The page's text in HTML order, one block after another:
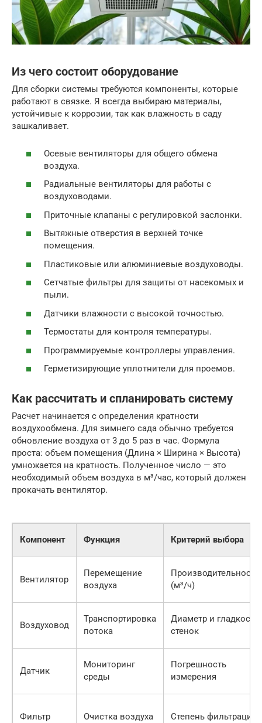
Из чего состоит оборудование
Для сборки системы требуются компоненты, которые
работают в связке. Я всегда выбираю материалы,
устойчивые к коррозии, так как влажность в саду
зашкаливает.
Осевые вентиляторы для общего обмена
воздуха.
Радиальные вентиляторы для работы с
воздуховодами.
Приточные клапаны с регулировкой заслонки.
Вытяжные отверстия в верхней точке
помещения.
Пластиковые или алюминиевые воздуховоды.
Сетчатые фильтры для защиты от насекомых и
пыли.
Датчики влажности с высокой точностью.
Термостаты для контроля температуры.
Программируемые контроллеры управления.
Герметизирующие уплотнители для проемов.
Как рассчитать и спланировать систему
Расчет начинается с определения кратности
воздухообмена. Для зимнего сада обычно требуется
обновление воздуха от 3 до 5 раз в час. Формула
проста: объем помещения (Длина × Ширина × Высота)
умножается на кратность. Полученное число — это
необходимый объем воздуха в м³/час, который должен
прокачать вентилятор.
Компонент Функция Критерий выбора
Вентилятор
Перемещение
воздуха
Производительность
(м³/ч)
Воздуховод
Транспортировка
потока
Диаметр и гладкость
стенок
Датчик
Мониторинг
среды
Погрешность
измерения
Фильтр Очистка воздуха Степень фильтрации